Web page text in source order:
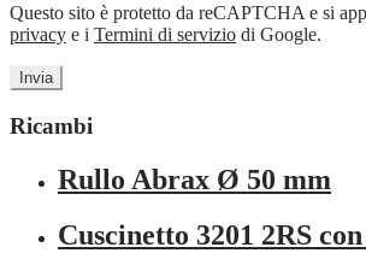
Questo sito è protetto da reCAPTCHA e si
privacy e i Termini di servizio di Google.
Ricambi
Rullo Abrax Ø 50 mm
Cuscinetto 3201 2RS